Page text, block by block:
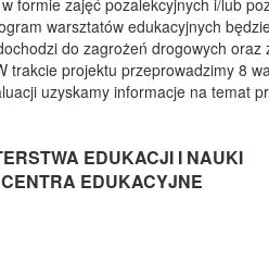
formie zajęć pozalekcyjnych i/lub
warsztatów edukacyjnych
do zagrożeń drogowych
projektu przeprowadzimy 8
uzyskamy informacje na temat
EDUKACJI I NAUKI
EDUKACYJNE